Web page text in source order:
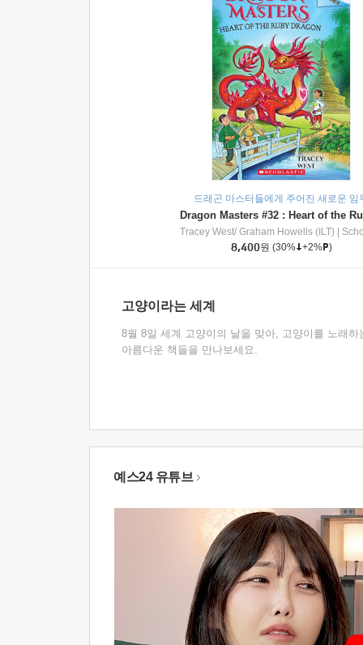
드래곤 마스터들에게 주어진 새로운 임
Tracey West/ Graham Howells (ILT)
8,400원 (30% +2% )
고양이라는 세계
8월 8일 세계 고양이의 날을 맞아, 고양이를 노래하
아름다운 책들을 만나보세요.
예스24 유튜브